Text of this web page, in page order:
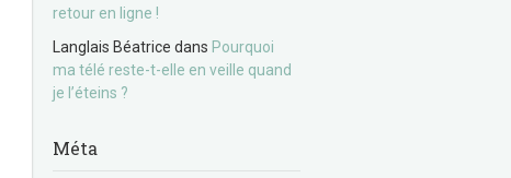
retour en ligne !
Langlais Béatrice dans Pourquoi
ma télé reste-t-elle en veille quand
je l’éteins ?
Méta